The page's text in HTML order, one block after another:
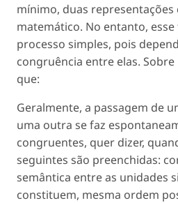
mínimo, duas
matemático. No entanto,
processo simples, pois
congruência entre elas.
que:
Geralmente, a passagem de
uma outra se faz
congruentes, quer dizer,
seguintes são preenchidas:
semântica entre as unidades
constituem, mesma ordem